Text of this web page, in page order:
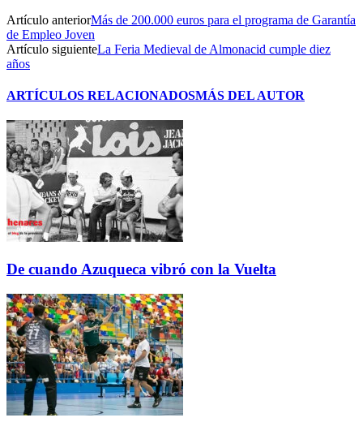
Artículo anteriorMás de 200.000 euros para el programa de Garantía
de Empleo Joven
Artículo siguienteLa Feria Medieval de Almonacid cumple diez
años
ARTÍCULOS RELACIONADOSMÁS DEL AUTOR
De cuando Azuqueca vibró con la Vuelta